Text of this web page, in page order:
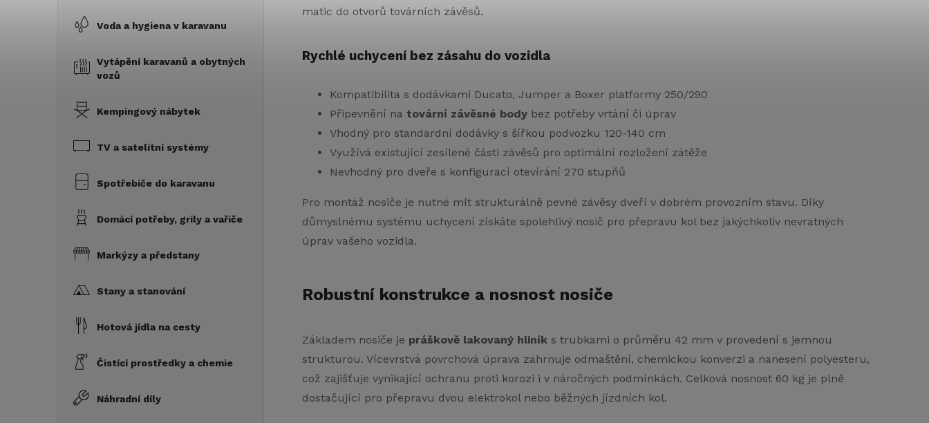
Voda a hygiena v karavanu
Vytápění karavanů a obytných
vozů
Kempingový nábytek
TV a satelitní systémy
Spotřebiče do karavanu
Domácí potřeby, grily a vařiče
Markýzy a předstany
Stany a stanování
Hotová jídla na cesty
Čistící prostředky a chemie
Náhradní díly
matic do otvorů továrních závěsů.
Rychlé uchycení bez zásahu do vozidla
Kompatibilita s dodávkami Ducato, Jumper a Boxer platformy 250/290
Připevnění na tovární závěsné body bez potřeby vrtání či úprav
Vhodný pro standardní dodávky s šířkou podvozku 120-140 cm
Využívá existující zesílené části závěsů pro optimální rozložení zátěže
Nevhodný pro dveře s konfigurací otevírání 270 stupňů
Pro montáž nosiče je nutné mít strukturálně pevné závěsy dveří v dobrém provozním stavu. Díky
důmyslnému systému uchycení získáte spolehlivý nosič pro přepravu kol bez jakýchkoliv nevratných
úprav vašeho vozidla.
Robustní konstrukce a nosnost nosiče
Základem nosiče je práškově lakovaný hliník s trubkami o průměru 42 mm v provedení s jemnou
strukturou. Vícevrstvá povrchová úprava zahrnuje odmaštění, chemickou konverzi a nanesení polyesteru,
což zajišťuje vynikající ochranu proti korozi i v náročných podmínkách. Celková nosnost 60 kg je plně
dostačující pro přepravu dvou elektrokol nebo běžných jízdních kol.